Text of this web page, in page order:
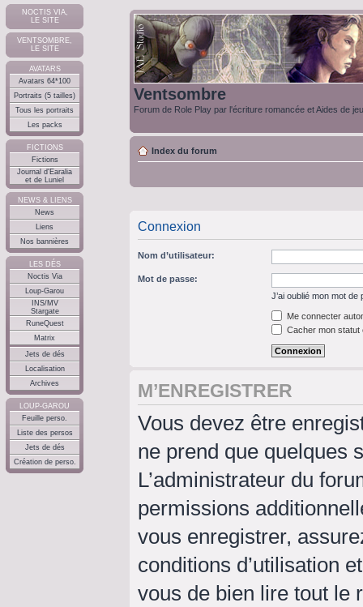
NOCTIS VIA,
LE SITE
VENTSOMBRE,
LE SITE
AVATARS
Avatars 64*100
Portraits (5 tailles)
Tous les portraits
Les packs
FICTIONS
Fictions
Journal d'Earalia
et de Luniel
NEWS & LIENS
News
Liens
Nos bannières
LES DÉS
Noctis Via
Loup-Garou
INS/MV
Stargate
RuneQuest
Matrix
Jets de dés
Localisation
Archives
LOUP-GAROU
Feuille perso.
Liste des persos
Jets de dés
Création de perso.
Ventsombre
Forum de Role Play par l'écriture romancée et Aides de
Index du forum
Connexion
Nom d’utilisateur:
Mot de passe:
J’ai oublié mon mot de
Me connecter
Cacher mon statut
M’ENREGISTRER
Vous devez être
ne prend que quelques
L’administrateur du
permissions
vous enregistrer,
conditions d’utilisation
vous de bien lire tout le